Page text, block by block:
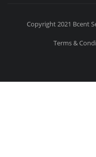
Copyright 2021 Bcent
Terms &